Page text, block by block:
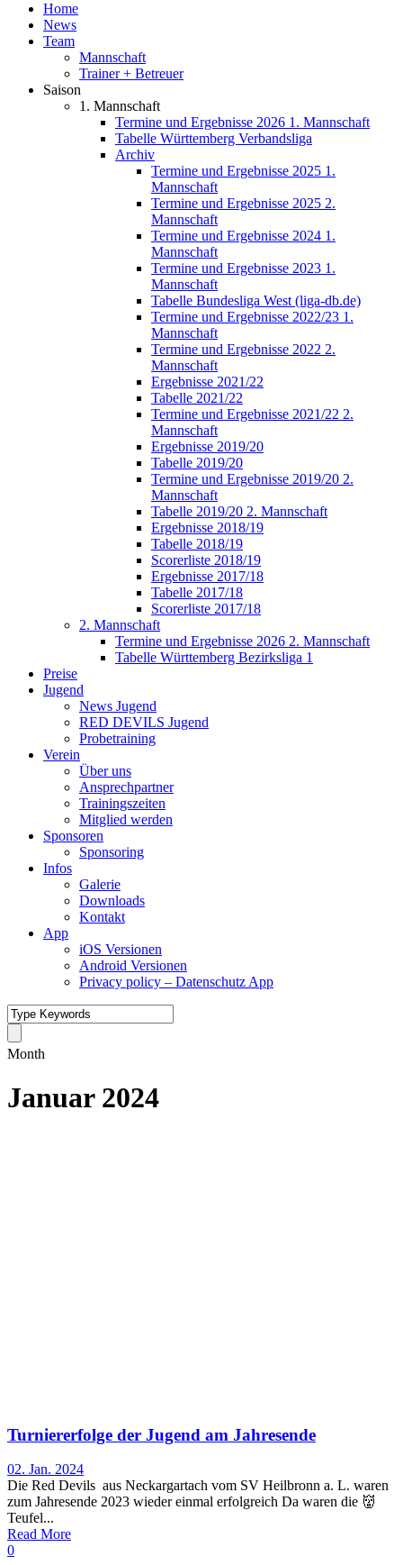
Home
News
Team
Mannschaft
Trainer + Betreuer
Saison
1. Mannschaft
Termine und Ergebnisse 2026 1. Mannschaft
Tabelle Württemberg Verbandsliga
Archiv
Termine und Ergebnisse 2025 1.
Mannschaft
Termine und Ergebnisse 2025 2.
Mannschaft
Termine und Ergebnisse 2024 1.
Mannschaft
Termine und Ergebnisse 2023 1.
Mannschaft
Tabelle Bundesliga West (liga-db.de)
Termine und Ergebnisse 2022/23 1.
Mannschaft
Termine und Ergebnisse 2022 2.
Mannschaft
Ergebnisse 2021/22
Tabelle 2021/22
Termine und Ergebnisse 2021/22 2.
Mannschaft
Ergebnisse 2019/20
Tabelle 2019/20
Termine und Ergebnisse 2019/20 2.
Mannschaft
Tabelle 2019/20 2. Mannschaft
Ergebnisse 2018/19
Tabelle 2018/19
Scorerliste 2018/19
Ergebnisse 2017/18
Tabelle 2017/18
Scorerliste 2017/18
2. Mannschaft
Termine und Ergebnisse 2026 2. Mannschaft
Tabelle Württemberg Bezirksliga 1
Preise
Jugend
News Jugend
RED DEVILS Jugend
Probetraining
Verein
Über uns
Ansprechpartner
Trainingszeiten
Mitglied werden
Sponsoren
Sponsoring
Infos
Galerie
Downloads
Kontakt
App
iOS Versionen
Android Versionen
Privacy policy – Datenschutz App
Month
Januar 2024
Turniererfolge der Jugend am Jahresende
02. Jan. 2024
Die Red Devils aus Neckargartach vom SV Heilbronn a. L. waren
zum Jahresende 2023 wieder einmal erfolgreich Da waren die 👹
Teufel...
Read More
0